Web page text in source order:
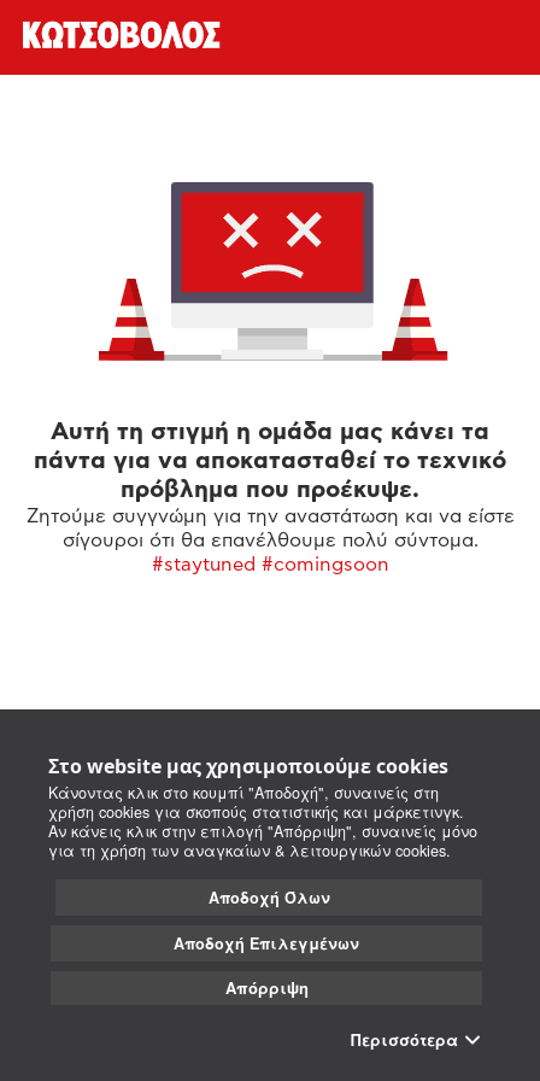
Στο website μας χρησιμοποιούμε cookies
Κάνοντας κλικ στο κουμπί "Αποδοχή", συναινείς στη
χρήση cookies για σκοπούς στατιστικής και μάρκετινγκ.
Αν κάνεις κλικ στην επιλογή "Απόρριψη", συναινείς μόνο
για τη χρήση των αναγκαίων & λειτουργικών cookies.
Αποδοχή Όλων
Αποδοχή Επιλεγμένων
Απόρριψη
Περισσότερα
Αυτή τη στιγμή η ομάδα μας κάνει τα
πάντα για να αποκατασταθεί το τεχνικό
πρόβλημα που προέκυψε.
Ζητούμε συγγνώμη για την αναστάτωση και να είστε
σίγουροι ότι θα επανέλθουμε πολύ σύντομα.
#staytuned #comingsoon